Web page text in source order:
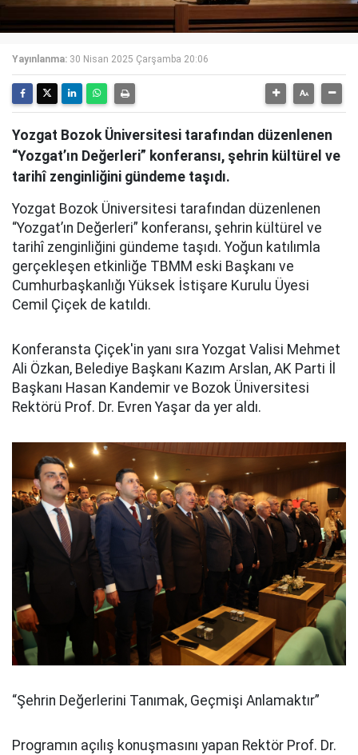
Yayınlanma: 30 Nisan 2025 Çarşamba 20:06
Yozgat Bozok Üniversitesi tarafından düzenlenen
“Yozgat’ın Değerleri” konferansı, şehrin kültürel ve
tarihî zenginliğini gündeme taşıdı.
Yozgat Bozok Üniversitesi tarafından düzenlenen
“Yozgat’ın Değerleri” konferansı, şehrin kültürel ve
tarihî zenginliğini gündeme taşıdı. Yoğun katılımla
gerçekleşen etkinliğe TBMM eski Başkanı ve
Cumhurbaşkanlığı Yüksek İstişare Kurulu Üyesi
Cemil Çiçek de katıldı.
Konferansta Çiçek'in yanı sıra Yozgat Valisi Mehmet
Ali Özkan, Belediye Başkanı Kazım Arslan, AK Parti İl
Başkanı Hasan Kandemir ve Bozok Üniversitesi
Rektörü Prof. Dr. Evren Yaşar da yer aldı.
“Şehrin Değerlerini Tanımak, Geçmişi Anlamaktır”
Programın açılış konuşmasını yapan Rektör Prof. Dr.